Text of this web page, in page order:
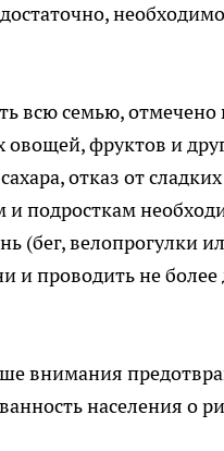
всю семью,
фруктов и
отказ от
подросткам
(бег, велопрогулки
и проводить не более
внимания
населения о